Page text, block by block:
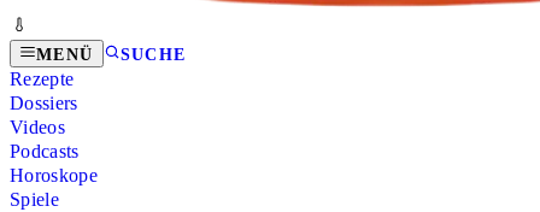
MENÜ SUCHE
Rezepte
Dossiers
Videos
Podcasts
Horoskope
Spiele